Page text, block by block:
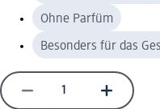
Ohne Parfüm
Besonders für das